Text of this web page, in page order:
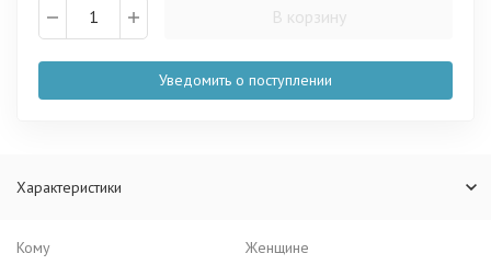
В корзину
Уведомить о поступлении
Характеристики
Кому
Женщине